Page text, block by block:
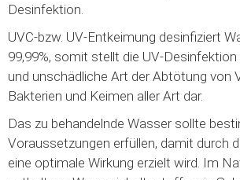
Desinfektion.
UVC-bzw. UV-Entkeimung desinfiziert
99,99%, somit stellt die UV-Desinfektion
und unschädliche Art der Abtötung von
Bakterien und Keimen aller Art dar.
Das zu behandelnde Wasser sollte
Voraussetzungen erfüllen, damit durch
eine optimale Wirkung erzielt wird. Im